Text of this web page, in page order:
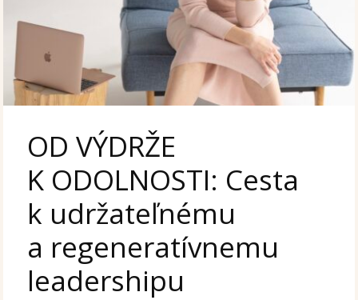
OD VÝDRŽE
K ODOLNOSTI: Cesta
k udržateľnému
a regeneratívnemu
leadershipu